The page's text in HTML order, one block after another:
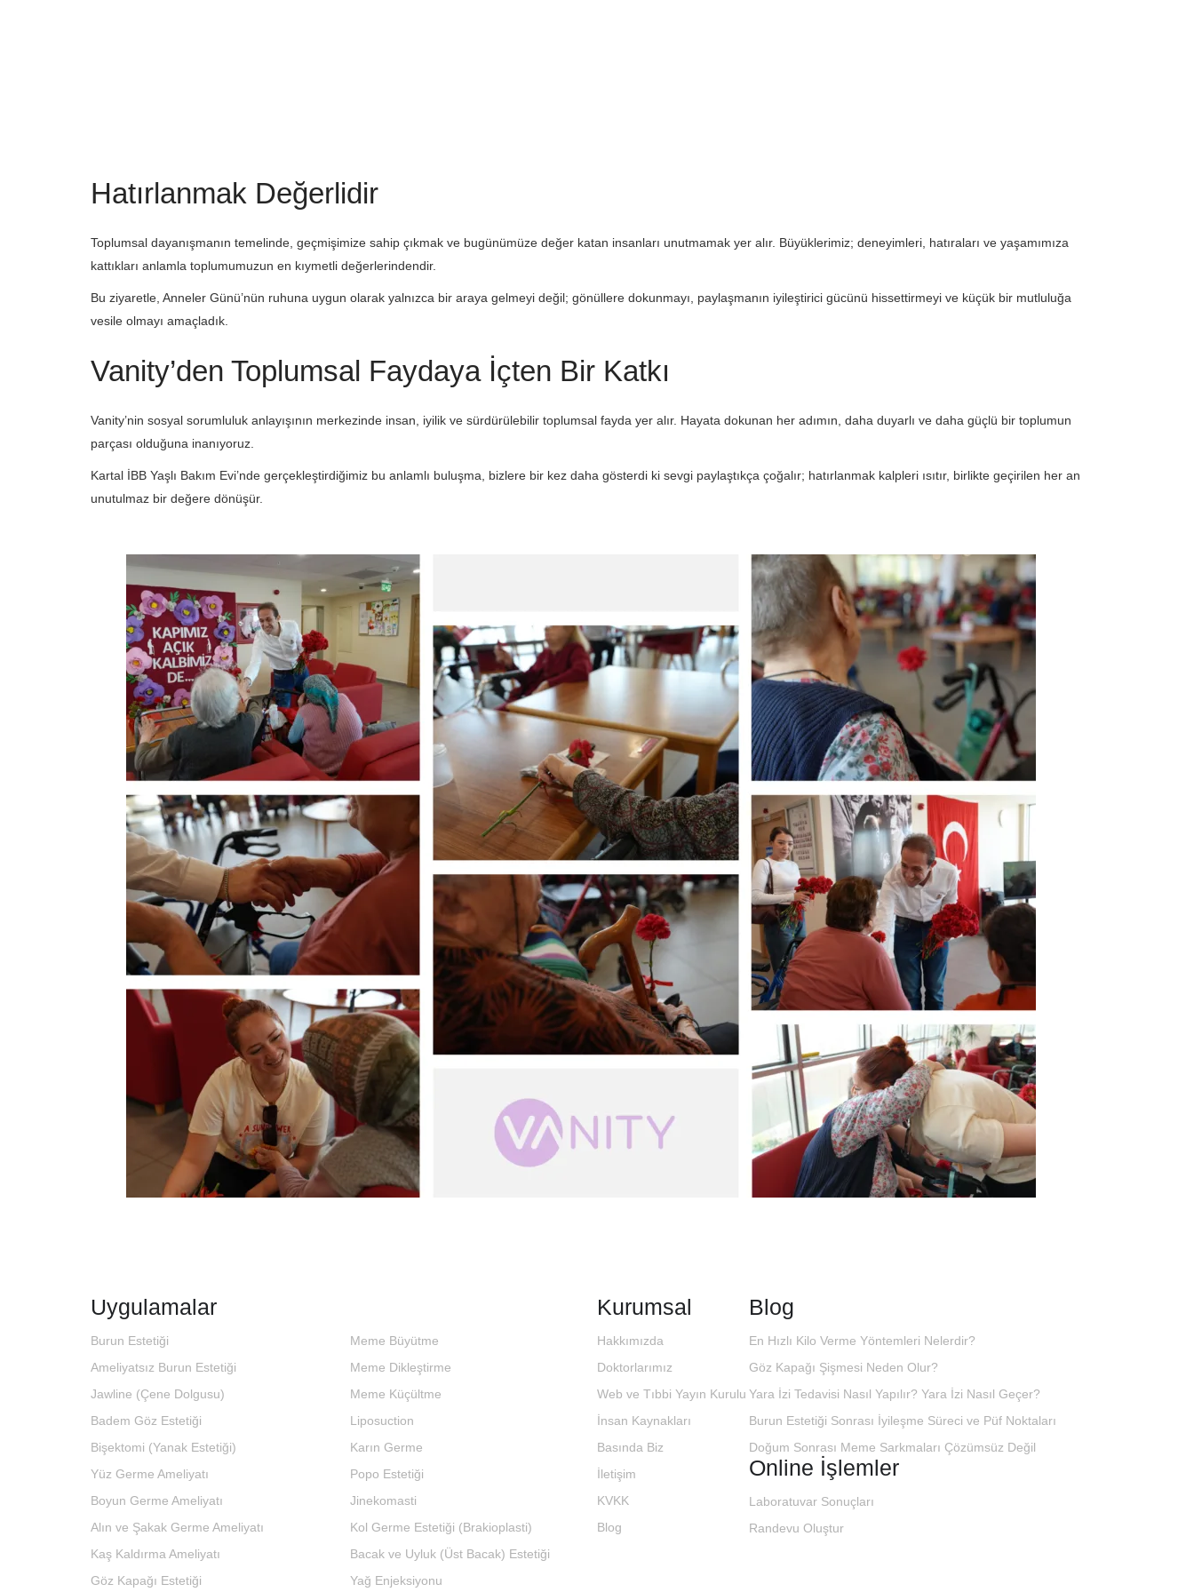
Hatırlanmak Değerlidir
Toplumsal dayanışmanın temelinde, geçmişimize sahip çıkmak ve bugünümüze değer katan insanları unutmamak yer alır. Büyüklerimiz; deneyimleri, hatıraları ve yaşamımıza
kattıkları anlamla toplumumuzun en kıymetli değerlerindendir.
Bu ziyaretle, Anneler Günü’nün ruhuna uygun olarak yalnızca bir araya gelmeyi değil; gönüllere dokunmayı, paylaşmanın iyileştirici gücünü hissettirmeyi ve küçük bir mutluluğa
vesile olmayı amaçladık.
Vanity’den Toplumsal Faydaya İçten Bir Katkı
Vanity’nin sosyal sorumluluk anlayışının merkezinde insan, iyilik ve sürdürülebilir toplumsal fayda yer alır. Hayata dokunan her adımın, daha duyarlı ve daha güçlü bir toplumun
parçası olduğuna inanıyoruz.
Kartal İBB Yaşlı Bakım Evi’nde gerçekleştirdiğimiz bu anlamlı buluşma, bizlere bir kez daha gösterdi ki sevgi paylaştıkça çoğalır; hatırlanmak kalpleri ısıtır, birlikte geçirilen her an
unutulmaz bir değere dönüşür.
Uygulamalar
Burun Estetiği
Ameliyatsız Burun Estetiği
Jawline (Çene Dolgusu)
Badem Göz Estetiği
Bişektomi (Yanak Estetiği)
Yüz Germe Ameliyatı
Boyun Germe Ameliyatı
Alın ve Şakak Germe Ameliyatı
Kaş Kaldırma Ameliyatı
Göz Kapağı Estetiği
Meme Büyütme
Meme Dikleştirme
Meme Küçültme
Liposuction
Karın Germe
Popo Estetiği
Jinekomasti
Kol Germe Estetiği (Brakioplasti)
Bacak ve Uyluk (Üst Bacak) Estetiği
Yağ Enjeksiyonu
Kurumsal
Hakkımızda
Doktorlarımız
Web ve Tıbbi Yayın Kurulu
İnsan Kaynakları
Basında Biz
İletişim
KVKK
Blog
Blog
En Hızlı Kilo Verme Yöntemleri Nelerdir?
Göz Kapağı Şişmesi Neden Olur?
Yara İzi Tedavisi Nasıl Yapılır? Yara İzi Nasıl Geçer?
Burun Estetiği Sonrası İyileşme Süreci ve Püf Noktaları
Doğum Sonrası Meme Sarkmaları Çözümsüz Değil
Online İşlemler
Laboratuvar Sonuçları
Randevu Oluştur